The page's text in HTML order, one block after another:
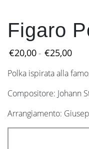
Figaro
€20,00- €25,00Fascia
a
Polka ispirata alla
Compositore: Johann
Arrangiamento: